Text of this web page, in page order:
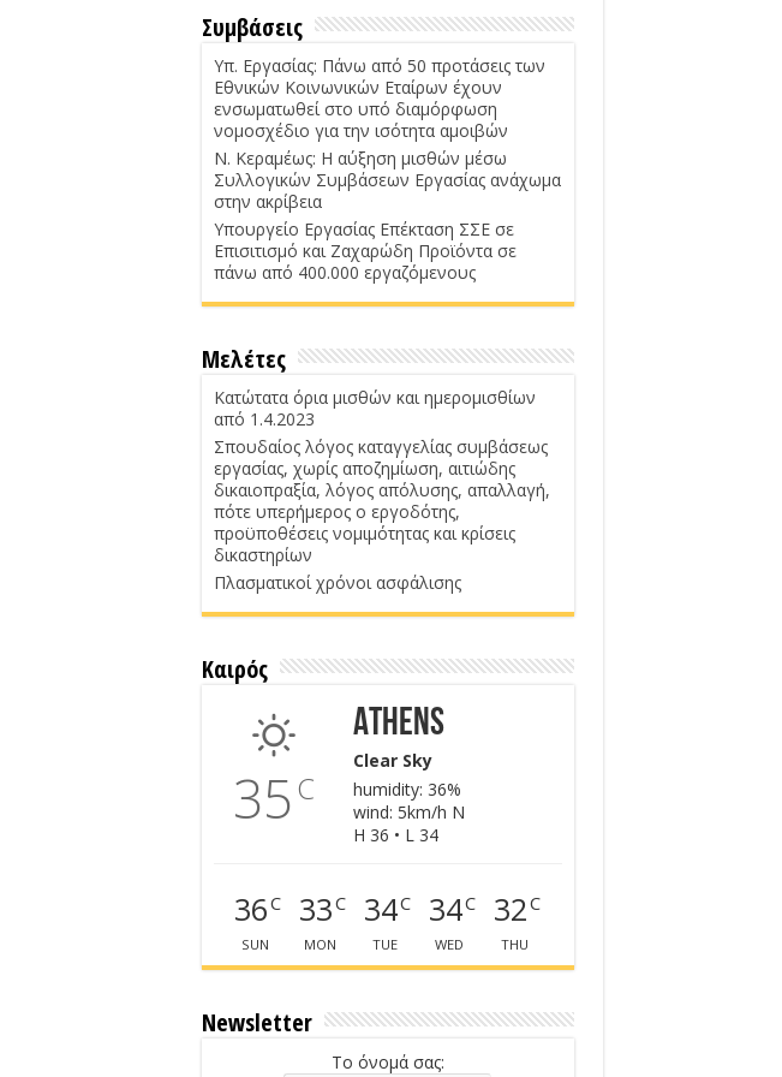
Συμβάσεις
Υπ. Εργασίας: Πάνω από 50 προτάσεις των
Εθνικών Κοινωνικών Εταίρων έχουν
ενσωματωθεί στο υπό διαμόρφωση
νομοσχέδιο για την ισότητα αμοιβών
Ν. Κεραμέως: Η αύξηση μισθών μέσω
Συλλογικών Συμβάσεων Εργασίας ανάχωμα
στην ακρίβεια
Υπουργείο Εργασίας Επέκταση ΣΣΕ σε
Επισιτισμό και Ζαχαρώδη Προϊόντα σε
πάνω από 400.000 εργαζόμενους
Μελέτες
Κατώτατα όρια μισθών και ημερομισθίων
από 1.4.2023
Σπουδαίος λόγος καταγγελίας συμβάσεως
εργασίας, χωρίς αποζημίωση, αιτιώδης
δικαιοπραξία, λόγος απόλυσης, απαλλαγή,
πότε υπερήμερος ο εργοδότης,
προϋποθέσεις νομιμότητας και κρίσεις
δικαστηρίων
Πλασματικοί χρόνοι ασφάλισης
Καιρός
35C
Athens
Clear Sky
humidity: 36%
wind: 5km/h N
H 36 • L 34
36C
SUN
33C
MON
34C
TUE
34C
WED
32C
THU
Newsletter
Το όνομά σας: